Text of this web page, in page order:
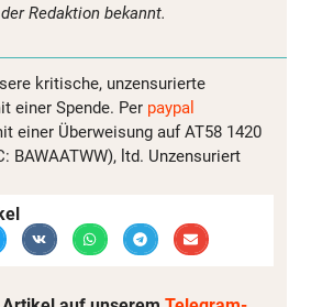
Redaktion bekannt.
kritische, unzensurierte
einer Spende. Per paypal
einer Überweisung auf AT58 1420
BAWAATWW), ltd. Unzensuriert